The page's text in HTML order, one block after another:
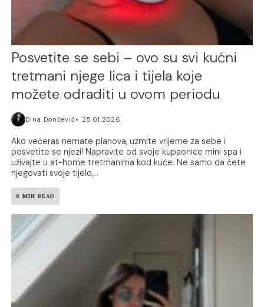
Posvetite se sebi – ovo su svi kućni
tretmani njege lica i tijela koje
možete odraditi u ovom periodu
Dina Dončević 25.01.2026.
Ako večeras nemate planova, uzmite vrijeme za sebe i
posvetite se njezi! Napravite od svoje kupaonice mini spa i
uživajte u at-home tretmanima kod kuće. Ne samo da ćete
njegovati svoje tijelo,...
6 MIN READ